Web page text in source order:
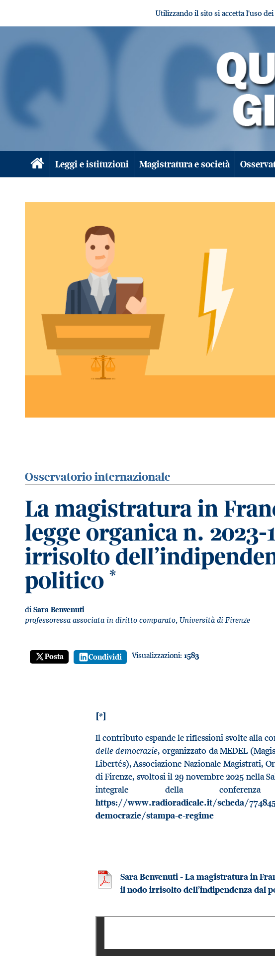
Utilizzando il sito si accetta l'uso
Leggi e istituzioni Magistratura e società
Osservatorio internazionale
La magistratura in
legge organica n. 2023-
irrisolto
politico *
di Sara Benvenuti
professoressa associata in diritto comparato, Università di Firenze
Posta Condividi Visualizzazioni: 1583
[*]
Il contributo espande le riflessioni svolte alla
delle democrazie, organizzato da MEDEL
Libertés), Associazione Nazionale Magistrati,
di Firenze, svoltosi il 29 novembre 2025 nella
integrale della
https://www.radioradicale.it/scheda/
democrazie/stampa-e-regime
Sara Benvenuti - La magistratura in
il nodo irrisolto dell’indipendenza dal